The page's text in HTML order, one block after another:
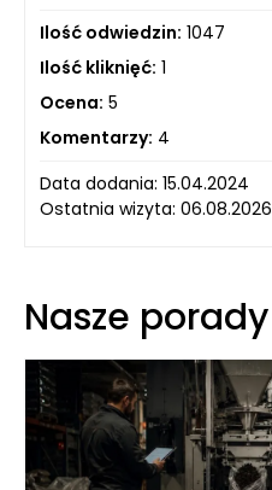
Ilość odwiedzin: 1047
Ilość kliknięć: 1
Ocena: 5
Komentarzy: 4
Data dodania: 15.04.2024
Ostatnia wizyta: 06.08.2026
Nasze porady